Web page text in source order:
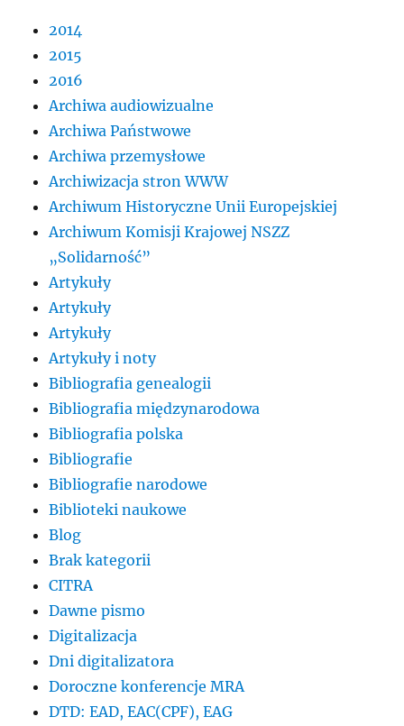
2014
2015
2016
Archiwa audiowizualne
Archiwa Państwowe
Archiwa przemysłowe
Archiwizacja stron WWW
Archiwum Historyczne Unii Europejskiej
Archiwum Komisji Krajowej NSZZ
„Solidarność”
Artykuły
Artykuły
Artykuły
Artykuły i noty
Bibliografia genealogii
Bibliografia międzynarodowa
Bibliografia polska
Bibliografie
Bibliografie narodowe
Biblioteki naukowe
Blog
Brak kategorii
CITRA
Dawne pismo
Digitalizacja
Dni digitalizatora
Doroczne konferencje MRA
DTD: EAD, EAC(CPF), EAG